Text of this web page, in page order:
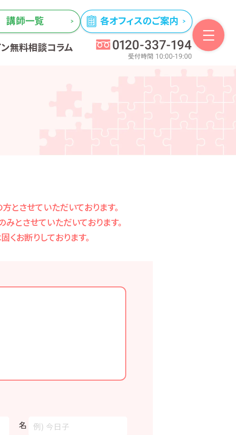
講師一覧 各オフィスのご案内
無料相談コラム
とさせていただいております。
とさせていただいております。
お断りしております。
名